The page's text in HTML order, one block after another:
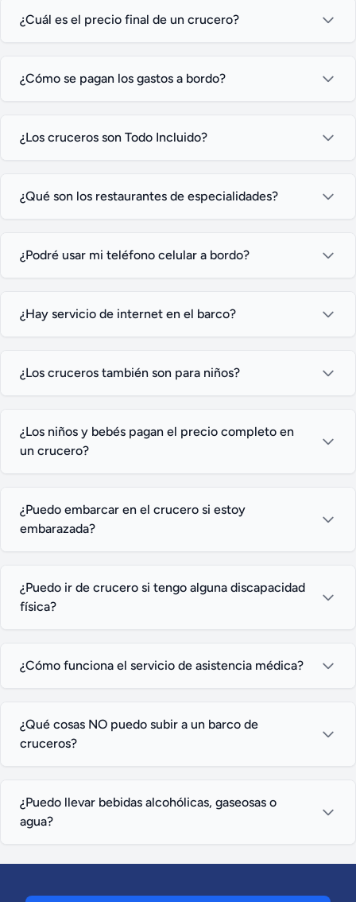
¿Cuál es el precio final de un crucero?
¿Cómo se pagan los gastos a bordo?
¿Los cruceros son Todo Incluido?
¿Qué son los restaurantes de especialidades?
¿Podré usar mi teléfono celular a bordo?
¿Hay servicio de internet en el barco?
¿Los cruceros también son para niños?
¿Los niños y bebés pagan el precio completo en
un crucero?
¿Puedo embarcar en el crucero si estoy
embarazada?
¿Puedo ir de crucero si tengo alguna discapacidad
física?
¿Cómo funciona el servicio de asistencia médica?
¿Qué cosas NO puedo subir a un barco de
cruceros?
¿Puedo llevar bebidas alcohólicas, gaseosas o
agua?